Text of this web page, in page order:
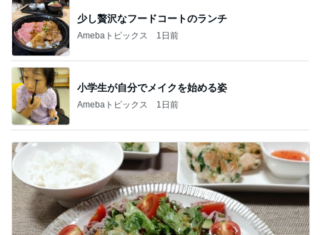
少し贅沢なフードコートのランチ
Amebaトピックス 1日前
小学生が自分でメイクを始める姿
Amebaトピックス 1日前